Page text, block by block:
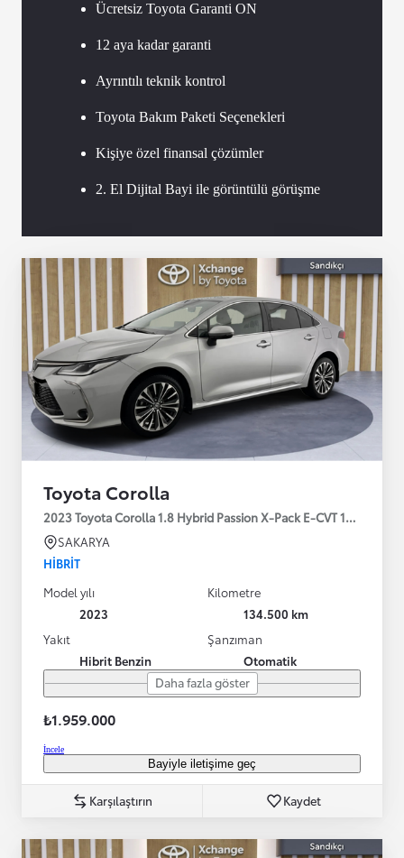
Ücretsiz Toyota Garanti ON
12 aya kadar garanti
Ayrıntılı teknik kontrol
Toyota Bakım Paketi Seçenekleri
Kişiye özel finansal çözümler
2. El Dijital Bayi ile görüntülü görüşme
Toyota Corolla
2023 Toyota Corolla 1.8 Hybrid Passion X-Pack E-CVT 140HP
SAKARYA
HIBRIT
Model yılı
2023
Kilometre
134.500 km
Yakıt
Hibrit Benzin
Şanzıman
Otomatik
Daha fazla göster
₺1.959.000
İncele
Bayiyle iletişime geç
Karşılaştırın Kaydet